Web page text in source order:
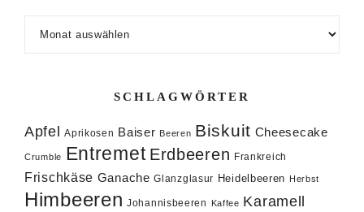
SCHLAGWÖRTER
Apfel Aprikosen Baiser Beeren Biskuit Cheesecake
Crumble Entremet Erdbeeren Frankreich
Frischkäse Ganache Glanzglasur Heidelbeeren Herbst
Himbeeren Johannisbeeren Kaffee Karamell